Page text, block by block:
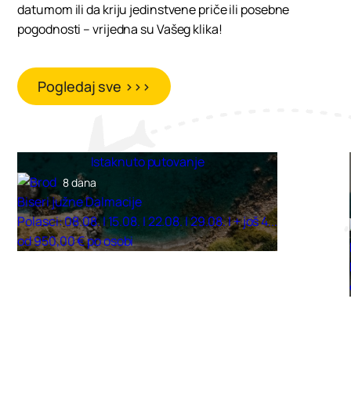
datumom ili da kriju jedinstvene priče ili posebne
pogodnosti – vrijedna su Vašeg klika!
Pogledaj sve >>>
Istaknuto putovanje
8 dana
Biseri južne Dalmacije
Polasci: 08.08. | 15.08. | 22.08. | 29.08. | + još 4...
od 950,00 € po osobi